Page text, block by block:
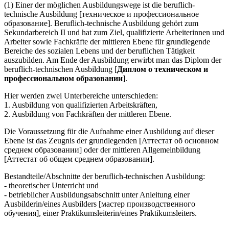
(1) Einer der möglichen Ausbildungswege ist die beruflich-
technische Ausbildung [техническое и профессиональное
образование]. Beruflich-technische Ausbildung gehört zum
Sekundarbereich II und hat zum Ziel, qualifizierte Arbeiterinnen und
Arbeiter sowie Fachkräfte der mittleren Ebene für grundlegende
Bereiche des sozialen Lebens und der beruflichen Tätigkeit
auszubilden. Am Ende der Ausbildung erwirbt man das Diplom der
beruflich-technischen Ausbildung [Диплом о техническом и
профессиональном образовании].
Hier werden zwei Unterbereiche unterschieden:
1. Ausbildung von qualifizierten Arbeitskräften,
2. Ausbildung von Fachkräften der mittleren Ebene.
Die Voraussetzung für die Aufnahme einer Ausbildung auf dieser
Ebene ist das Zeugnis der grundlegenden [Аттестат об основном
среднем образовании] oder der mittleren Allgemeinbildung
[Аттестат об общем среднем образовании].
Bestandteile/Abschnitte der beruflich-technischen Ausbildung:
- theoretischer Unterricht und
- betrieblicher Ausbildungsabschnitt unter Anleitung einer
Ausbilderin/eines Ausbilders [мастер производственного
обучения], einer Praktikumsleiterin/eines Praktikumsleiters.